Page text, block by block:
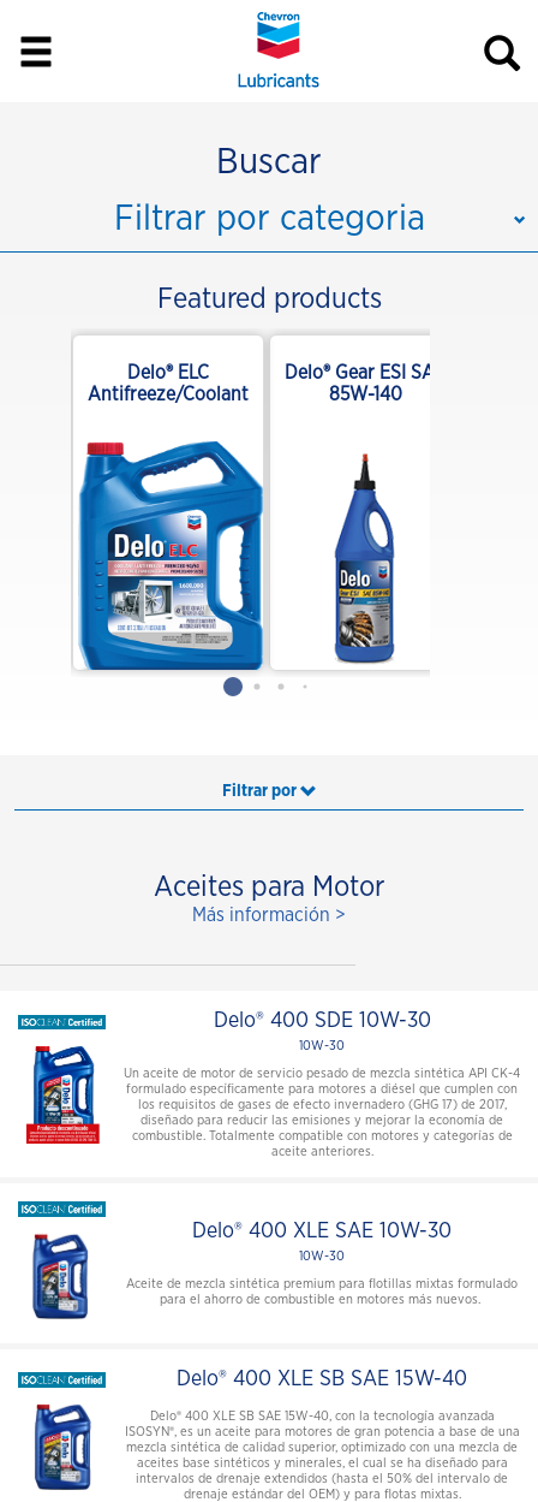
Buscar
Filtrar por categoria
Featured products
Delo® ELC
Antifreeze/Coolant
Delo® Gear ESI SAE
85W-140
Filtrar por
Aceites para Motor
Más información >
Delo® 400 SDE 10W-30
10W-30
Un aceite de motor de servicio pesado de mezcla sintética API CK-4
formulado específicamente para motores a diésel que cumplen con
los requisitos de gases de efecto invernadero (GHG 17) de 2017,
diseñado para reducir las emisiones y mejorar la economía de
combustible. Totalmente compatible con motores y categorías de
aceite anteriores.
Delo® 400 XLE SAE 10W-30
10W-30
Aceite de mezcla sintética premium para flotillas mixtas formulado
para el ahorro de combustible en motores más nuevos.
Delo® 400 XLE SB SAE 15W-40
Delo® 400 XLE SB SAE 15W-40, con la tecnología avanzada
ISOSYN®, es un aceite para motores de gran potencia a base de una
mezcla sintética de calidad superior, optimizado con una mezcla de
aceites base sintéticos y minerales, el cual se ha diseñado para
intervalos de drenaje extendidos (hasta el 50% del intervalo de
drenaje estándar del OEM) y para flotas mixtas.